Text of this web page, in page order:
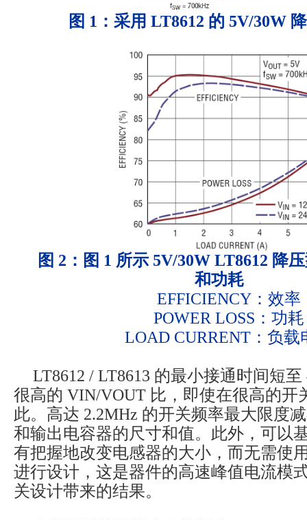
图 1：采用 LT8612 的 5V/30W
图 2：图 1 所示 5V/30W LT8612 降
和功耗
EFFICIENCY：效率
POWER LOSS：功耗
LOAD CURRENT：负载
LT8612 / LT8613 的最小接通时间短至
很高的 VIN/VOUT 比，即使在很高的开
此。高达 2.2MHz 的开关频率最大限度
和输出电容器的尺寸和值。此外，可以
有把握地改变电感器的大小，而无需使
进行设计，这是器件的高速峰值电流模
关设计带来的结果。